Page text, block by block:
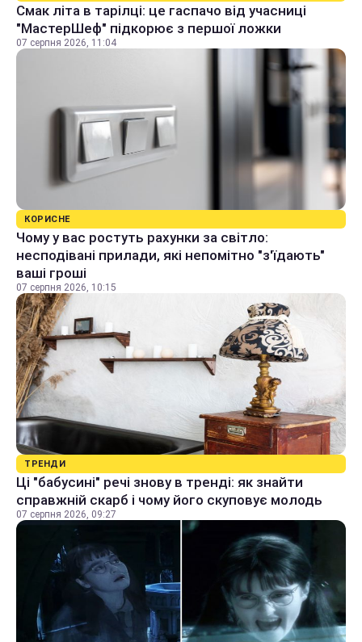
Смак літа в тарілці: це гаспачо від учасниці
"МастерШеф" підкорює з першої ложки
07 серпня 2026, 11:04
КОРИСНЕ
Чому у вас ростуть рахунки за світло:
несподівані прилади, які непомітно "з'їдають"
ваші гроші
07 серпня 2026, 10:15
ТРЕНДИ
Ці "бабусині" речі знову в тренді: як знайти
справжній скарб і чому його скуповує молодь
07 серпня 2026, 09:27